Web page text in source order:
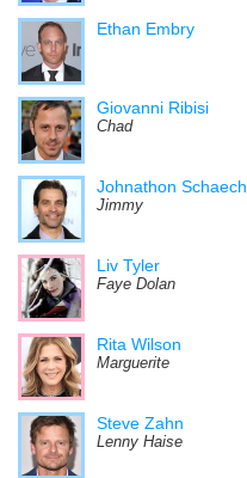
Ethan Embry
Giovanni Ribisi
Chad
Johnathon Schaech
Jimmy
Liv Tyler
Faye Dolan
Rita Wilson
Marguerite
Steve Zahn
Lenny Haise